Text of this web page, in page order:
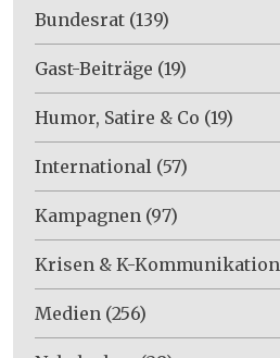
Bundesrat (139)
Gast-Beiträge (19)
Humor, Satire & Co (19)
International (57)
Kampagnen (97)
Krisen & K-Kommunikation
Medien (256)